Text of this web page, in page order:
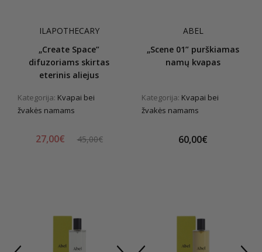
ILAPOTHECARY
„Create Space”
difuzoriams skirtas
eterinis aliejus
Kategorija: Kvapai bei
žvakės namams
27,00€ 45,00€
ABEL
„Scene 01” purškiamas
namų kvapas
Kategorija: Kvapai bei
žvakės namams
60,00€